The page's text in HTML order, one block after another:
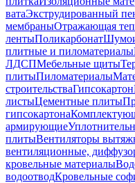
ватаЭкструдированный
мембраныОтражающая
лентыПоликарбонат
плитные и пиломатериалы
ЛДСПМебельные щиты
плитыПиломатериалы
строительстваГипсокартон
листыЦементные плиты
гипсокартона
армирующие
плитыВентиляторы
вентиляционные,
кровельные материалы
водоотводКровельные